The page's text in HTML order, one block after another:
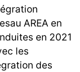
AREA en
en 2021
les
des